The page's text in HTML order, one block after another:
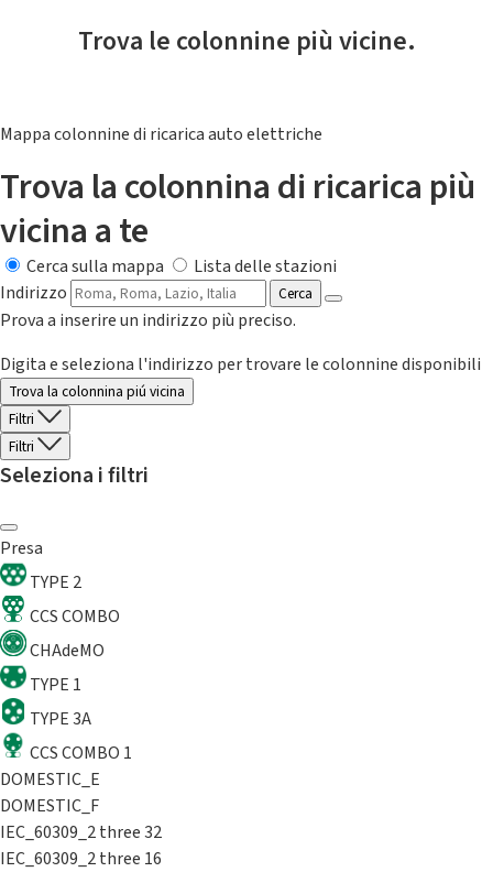
Trova le colonnine più vicine.
Mappa colonnine di ricarica auto elettriche
Trova la colonnina di ricarica più
vicina a te
Cerca sulla mappa
Lista delle stazioni
Indirizzo
Cerca
Prova a inserire un indirizzo più preciso.
Digita e seleziona l'indirizzo per trovare le colonnine disponibili
Trova la colonnina piú vicina
Filtri
Filtri
Seleziona i filtri
Presa
TYPE 2
CCS COMBO
CHAdeMO
TYPE 1
TYPE 3A
CCS COMBO 1
DOMESTIC_E
DOMESTIC_F
IEC_60309_2 three 32
IEC_60309_2 three 16